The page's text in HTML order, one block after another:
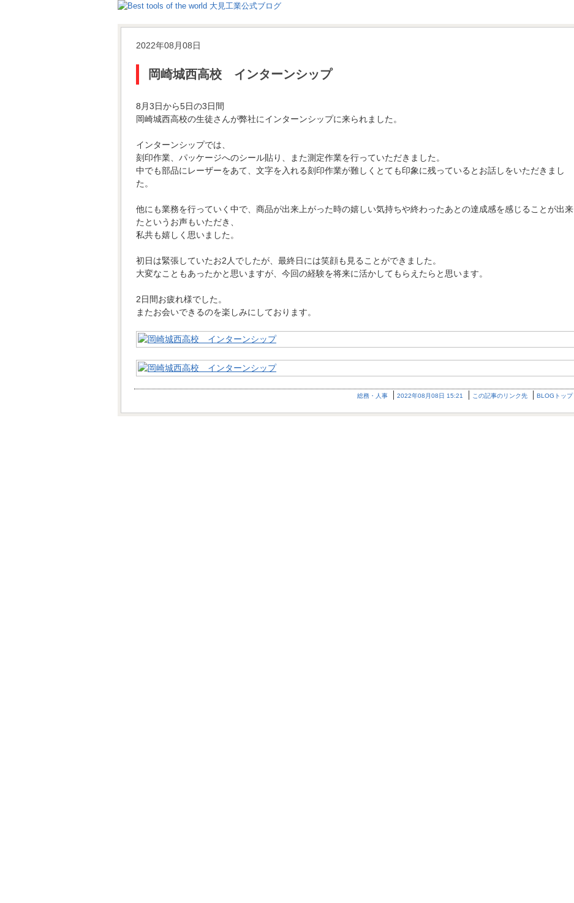
2022年08月08日
岡崎城西高校 インターンシップ
8月3日から5日の3日間
岡崎城西高校の生徒さんが弊社にインターンシップに来られました。
インターンシップでは、
刻印作業、パッケージへのシール貼り、また測定作業を行っていただきました。
中でも部品にレーザーをあて、文字を入れる刻印作業が難しくとても印象に残っているとお話しをいただきまし
た。
他にも業務を行っていく中で、商品が出来上がった時の嬉しい気持ちや終わったあとの達成感を感じることが出来
たというお声もいただき、
私共も嬉しく思いました。
初日は緊張していたお2人でしたが、最終日には笑顔も見ることができました。
大変なこともあったかと思いますが、今回の経験を将来に活かしてもらえたらと思います。
2日間お疲れ様でした。
またお会いできるのを楽しみにしております。
総務・人事 2022年08月08日 15:21 この記事のリンク先 BLOGトップ